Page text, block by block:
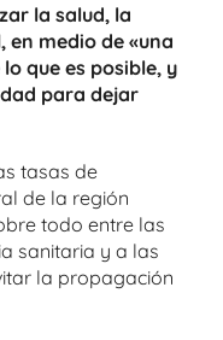
la salud, la
en medio de «una
que es posible, y
para dejar
tasas de
de la región
todo entre las
sanitaria y a las
la propagación